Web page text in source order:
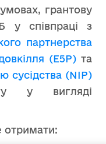
грантову
у співпраці з
партнерства
(E5P) та
сусідства (NIP)
у вигляді